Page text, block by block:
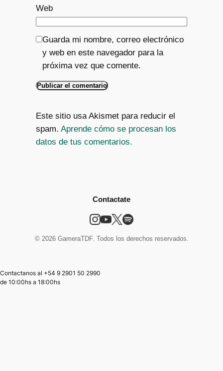
Web
Guarda mi nombre, correo electrónico
y web en este navegador para la
próxima vez que comente.
Este sitio usa Akismet para reducir el
spam. Aprende cómo se procesan los
datos de tus comentarios.
Contactate
© 2026 GameraTDF. Todos los derechos reservados.
Contactanos al +54 9 2901 50 2990
de 10:00hs a 18:00hs